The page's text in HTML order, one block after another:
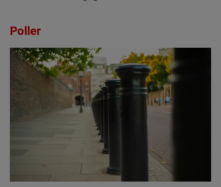
Poller